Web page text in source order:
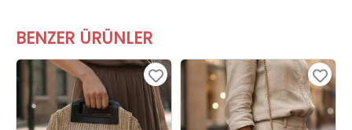
BENZER ÜRÜNLER